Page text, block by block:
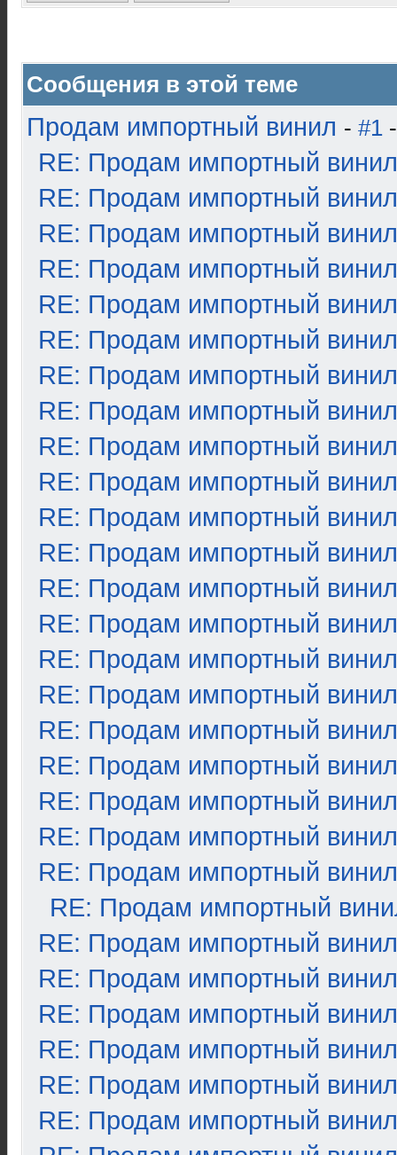
Сообщения в этой теме
Продам импортный винил - #1
RE: Продам импортный винил
RE: Продам импортный винил
RE: Продам импортный винил
RE: Продам импортный винил
RE: Продам импортный винил
RE: Продам импортный винил
RE: Продам импортный винил
RE: Продам импортный винил
RE: Продам импортный винил
RE: Продам импортный винил
RE: Продам импортный винил
RE: Продам импортный винил
RE: Продам импортный винил
RE: Продам импортный винил
RE: Продам импортный винил
RE: Продам импортный винил
RE: Продам импортный винил
RE: Продам импортный винил
RE: Продам импортный винил
RE: Продам импортный винил
RE: Продам импортный винил
RE: Продам импортный
RE: Продам импортный винил
RE: Продам импортный винил
RE: Продам импортный винил
RE: Продам импортный винил
RE: Продам импортный винил
RE: Продам импортный винил